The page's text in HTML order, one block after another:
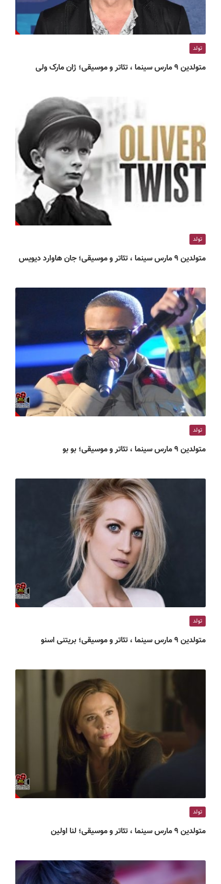
تولد
متولدین ۹ مارس سینما ، تئاتر و موسیقی؛ ژان مارک ولی
تولد
متولدین ۹ مارس سینما ، تئاتر و موسیقی؛ جان هاوارد دیویس
تولد
متولدین ۹ مارس سینما ، تئاتر و موسیقی؛ بو بو
تولد
متولدین ۹ مارس سینما ، تئاتر و موسیقی؛ بریتنی اسنو
تولد
متولدین ۹ مارس سینما ، تئاتر و موسیقی؛ لنا اولین